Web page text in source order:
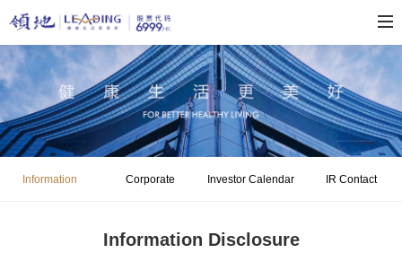
Information Corporate Investor Calendar IR Contact
Information Disclosure